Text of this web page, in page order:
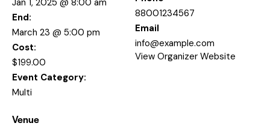
Jan 1, 2025 @ 8:00 am
End:
March 23 @ 5:00 pm
Cost:
$199.00
Event Category:
Multi
88001234567
Email
info@example.com
View Organizer Website
Venue